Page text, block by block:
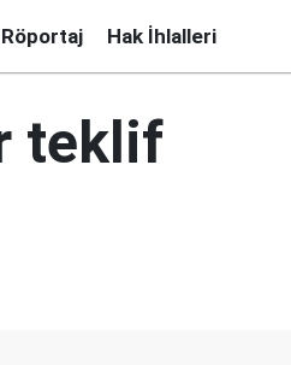
Röportaj Hak İhlalleri
teklif